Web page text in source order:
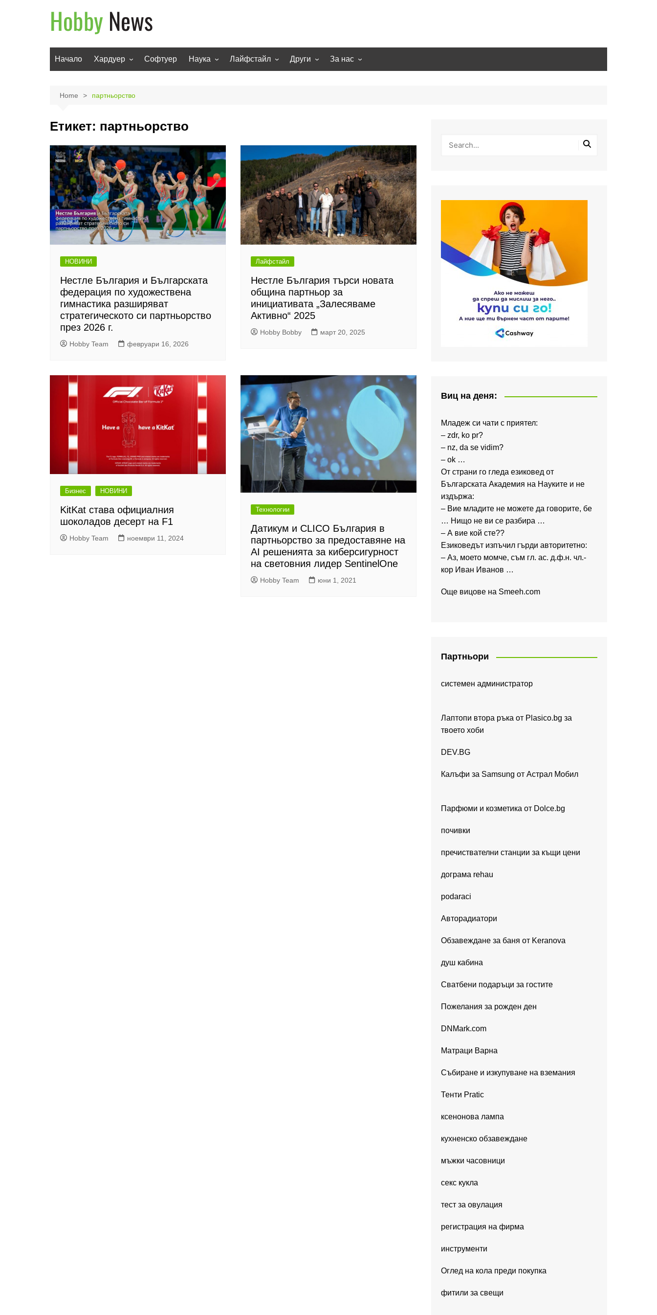
Начало Хардуер
Телевизори
Фото и видео
Софтуер Наука Лайфстайл
Отопление/климатизация
Образование
Бизнес
Други
UFO
За нас
Home партньорство
Етикет: партньорство
НОВИНИ
Нестле България и Българската
федерация по художествена
гимнастика разширяват
стратегическото си партньорство
през 2026 г.
Hobby Team февруари 16, 2026
Лайфстайл
Нестле България търси новата
община партньор за
инициативата „Залесяваме
Активно“ 2025
Hobby Bobby март 20, 2025
Бизнес НОВИНИ
KitKat става официалния
шоколадов десерт на F1
Hobby Team ноември 11, 2024
Технологии
Датикум и CLICO България в
партньорство за предоставяне на
AI решенията за киберсигурност
на световния лидер SentinelOne
Hobby Team юни 1, 2021
Виц на деня:
Младеж си чати с приятел:
– zdr, ko pr?
– nz, da se vidim?
– ok …
От страни го гледа езиковед от
Българската Академия на Науките и не
издържа:
– Вие младите не можете да говорите, бе
… Нищо не ви се разбира …
– А вие кой сте??
Езиковедът изпъчил гърди авторитетно:
– Аз, моето момче, съм гл. ас. д.ф.н. чл.-
кор Иван Иванов …
Още вицове на Smeeh.com
Партньори
системен администратор
Лаптопи втора ръка от Plasico.bg за
твоето хоби
DEV.BG
Калъфи за Samsung от Астрал Мобил
Парфюми и козметика от Dolce.bg
почивки
пречиствателни станции за къщи цени
дограма rehau
podaraci
Авторадиатори
Обзавеждане за баня от Keranova
душ кабина
Сватбени подаръци за гостите
Пожелания за рожден ден
DNMark.com
Матраци Варна
Събиране и изкупуване на вземания
Тенти Pratic
ксенонова лампа
кухненско обзавеждане
мъжки часовници
секс кукла
тест за овулация
регистрация на фирма
инструменти
Оглед на кола преди покупка
фитили за свещи